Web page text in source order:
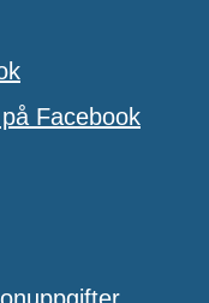
Facebook